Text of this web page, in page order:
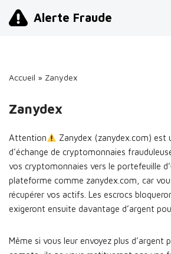
Alerte Fraude
Accueil » Zanydex
Zanydex
Attention
Zanydex (zanydex.com) est
d’échange de cryptomonnaies
vos cryptomonnaies vers le portefeuille
plateforme comme zanydex.com, car
récupérer vos actifs. Les escrocs
exigeront ensuite davantage d’argent
Même si vous leur envoyez plus d’argent